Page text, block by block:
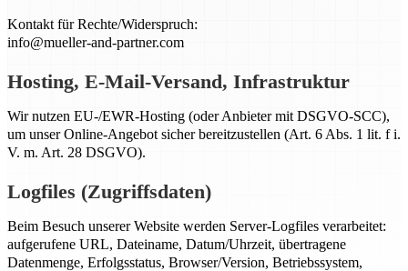
Kontakt für Rechte/Widerspruch:
info@mueller-and-partner.com
Hosting, E-Mail-Versand, Infrastruktur
Wir nutzen EU-/EWR-Hosting (oder Anbieter mit DSGVO-SCC),
um unser Online-Angebot sicher bereitzustellen (Art. 6 Abs. 1 lit. f i.
V. m. Art. 28 DSGVO).
Logfiles (Zugriffsdaten)
Beim Besuch unserer Website werden Server-Logfiles verarbeitet:
aufgerufene URL, Dateiname, Datum/Uhrzeit, übertragene
Datenmenge, Erfolgsstatus, Browser/Version, Betriebssystem,